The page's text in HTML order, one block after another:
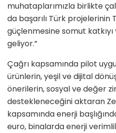
muhataplarımızla birlikte
da başarılı Türk projelerinin
güçlenmesine somut
geliyor.”
Çağrı kapsamında pilot
ürünlerin, yeşil ve dijital
önerilerin, sosyal ve değer
destekleneceğini aktaran
kapsamında enerji
euro, binalarda enerji